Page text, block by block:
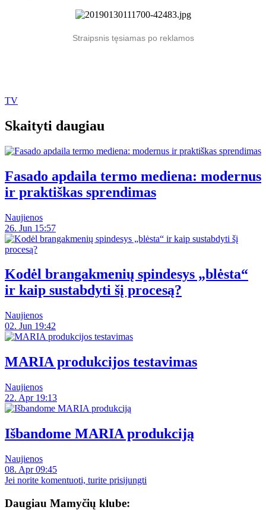
Straipsnis tęsiamas po reklamos
TV
Skaityti daugiau
Fasado apdaila termo mediena: modernus
ir praktiškas sprendimas
Naujienos
26. Jun 15:57
Kodėl brangakmenių spindesys „blėsta“
ir kaip sustabdyti šį procesą?
Naujienos
02. Jun 19:42
MARIA produkcijos testavimas
Naujienos
22. Apr 19:13
Išbandome MARIA produkciją
Naujienos
08. Apr 09:45
Jei norite komentuoti, turite prisijungti
Daugiau Mamyčių klube: